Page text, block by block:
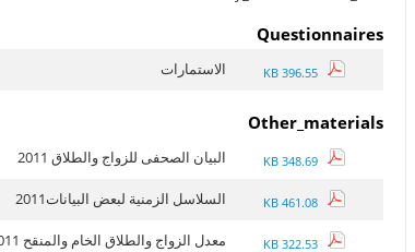
Questionnaires
الاستمارات 396.55 KB
Other_materials
البيان الصحفى للزواج والطلاق 2011 348.69 KB
السلاسل الزمنية لبعض البيانات2011 461.08 KB
معدل الزواج والطلاق الخام والمنقح 2011 322.53 KB